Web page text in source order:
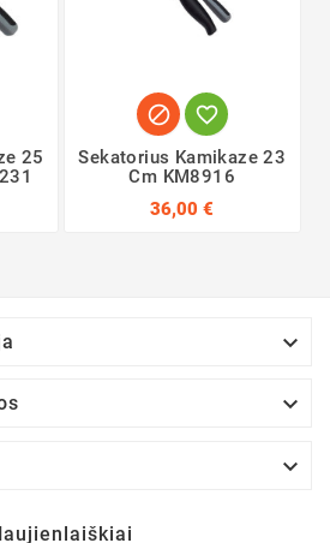
25
 
Sekatorius Kamikaze 23
Cm KM8916
36,00 €


